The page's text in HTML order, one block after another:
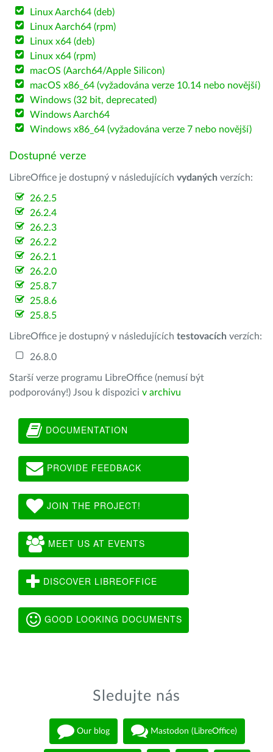
Linux Aarch64 (deb)
Linux Aarch64 (rpm)
Linux x64 (deb)
Linux x64 (rpm)
macOS (Aarch64/Apple Silicon)
macOS x86_64 (vyžadována verze 10.14 nebo novější)
Windows (32 bit, deprecated)
Windows Aarch64
Windows x86_64 (vyžadována verze 7 nebo novější)
Dostupné verze
LibreOffice je dostupný v následujících vydaných verzích:
26.2.5
26.2.4
26.2.3
26.2.2
26.2.1
26.2.0
25.8.7
25.8.6
25.8.5
LibreOffice je dostupný v následujících testovacích verzích:
26.8.0
Starší verze programu LibreOffice (nemusí být
podporovány!) Jsou k dispozici v archivu
DOCUMENTATION
PROVIDE FEEDBACK
JOIN THE PROJECT!
MEET US AT EVENTS
DISCOVER LIBREOFFICE
GOOD LOOKING DOCUMENTS
Sledujte nás
Our blog Mastodon (LibreOffice)